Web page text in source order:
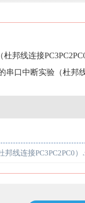
邦线连接
串口中断实验（杜邦
线连接PC3PC2PC0）